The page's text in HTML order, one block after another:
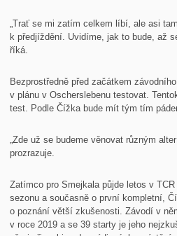
„Trať se mi zatím celkem líbí, ale asi
k předjíždění. Uvidíme, jak to bude, až
říká.
Bezprostředně před začátkem
v plánu v Oscherslebenu testovat.
test. Podle Čížka bude mít tým tím
„Zde už se budeme věnovat různým
prozrazuje.
Zatímco pro Smejkala půjde letos v
sezonu a současně o první kompletní,
o poznání větší zkušenosti. Závodí v
v roce 2019 a se 39 starty je jeho